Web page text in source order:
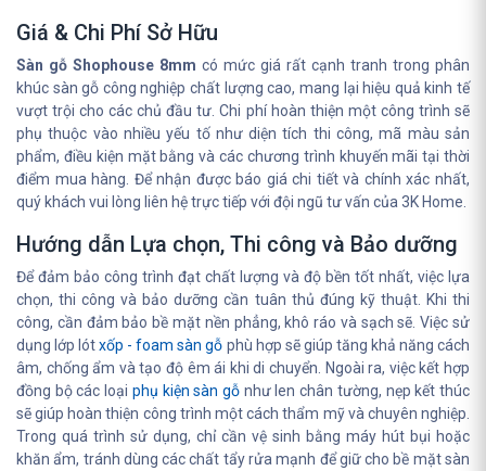
Giá & Chi Phí Sở Hữu
Sàn gỗ Shophouse 8mm có mức giá rất cạnh tranh trong phân
khúc sàn gỗ công nghiệp chất lượng cao, mang lại hiệu quả kinh tế
vượt trội cho các chủ đầu tư. Chi phí hoàn thiện một công trình sẽ
phụ thuộc vào nhiều yếu tố như diện tích thi công, mã màu sản
phẩm, điều kiện mặt bằng và các chương trình khuyến mãi tại thời
điểm mua hàng. Để nhận được báo giá chi tiết và chính xác nhất,
quý khách vui lòng liên hệ trực tiếp với đội ngũ tư vấn của 3K Home.
Hướng dẫn Lựa chọn, Thi công và Bảo dưỡng
Để đảm bảo công trình đạt chất lượng và độ bền tốt nhất, việc lựa
chọn, thi công và bảo dưỡng cần tuân thủ đúng kỹ thuật. Khi thi
công, cần đảm bảo bề mặt nền phẳng, khô ráo và sạch sẽ. Việc sử
dụng lớp lótxốp - foam sàn gỗ phù hợp sẽ giúp tăng khả năng cách
âm, chống ẩm và tạo độ êm ái khi di chuyển. Ngoài ra, việc kết hợp
đồng bộ các loại phụ kiện sàn gỗ như len chân tường, nẹp kết thúc
sẽ giúp hoàn thiện công trình một cách thẩm mỹ và chuyên nghiệp.
Trong quá trình sử dụng, chỉ cần vệ sinh bằng máy hút bụi hoặc
khăn ẩm, tránh dùng các chất tẩy rửa mạnh để giữ cho bề mặt sàn